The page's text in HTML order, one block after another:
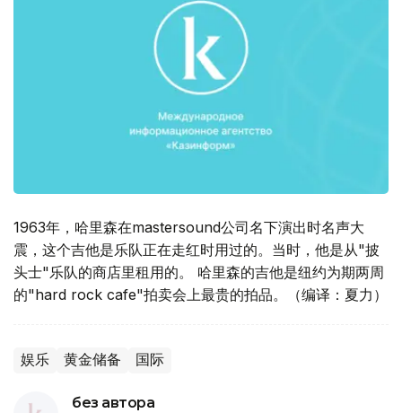
1963年，哈里森在mastersound公司名下演出时名声大
震，这个吉他是乐队正在走红时用过的。当时，他是从"披
头士"乐队的商店里租用的。 哈里森的吉他是纽约为期两周
的"hard rock cafe"拍卖会上最贵的拍品。（编译：夏力）
娱乐 黄金储备 国际
без автора